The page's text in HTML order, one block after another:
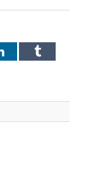
LinkedInTumblr